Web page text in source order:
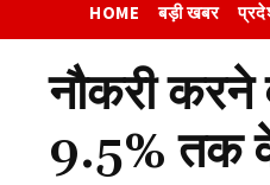
HOME बड़ी खबर
नौकरी
9.5% तक